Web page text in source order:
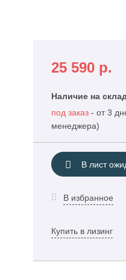
25 590 р.
Наличие на
под заказ - от 3
менеджера)
В лист
В избранное
Купить в лизинг